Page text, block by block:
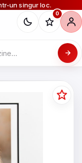
un singur loc.
0